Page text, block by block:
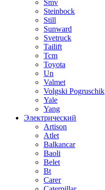
Smv
Steinbock
Still
Sunward
Svetruck
Tailift
Tcm
Toyota
Un
Valmet
Volgski Pogruschik
Yale
Yang
Электрический
Artison
Atlet
Balkancar
Baoli
Belet
Bt
Carer